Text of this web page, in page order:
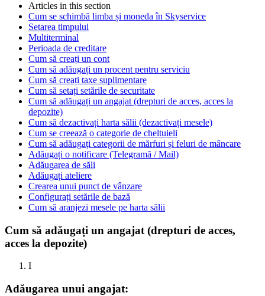
Articles in this section
Cum se schimbă limba și moneda în Skyservice
Setarea timpului
Multiterminal
Perioada de creditare
Cum să creați un cont
Cum să adăugați un procent pentru serviciu
Cum să creați taxe suplimentare
Cum să setați setările de securitate
Cum să adăugați un angajat (drepturi de acces, acces la
depozite)
Cum să dezactivați harta sălii (dezactivați mesele)
Cum se creează o categorie de cheltuieli
Cum să adăugați categorii de mărfuri și feluri de mâncare
Adăugați o notificare (Telegramă / Mail)
Adăugarea de săli
Adăugați ateliere
Crearea unui punct de vânzare
Configurați setările de bază
Cum să aranjezi mesele pe harta sălii
Cum să adăugați un angajat (drepturi de acces,
acces la depozite)
I
Adăugarea unui angajat: